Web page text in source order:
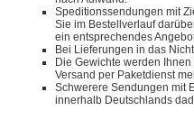
Speditionssendungen mit
Sie im Bestellverlauf
ein entsprechendes
Bei Lieferungen in das
Die Gewichte werden
Versand per Paketdienst
Schwerere Sendungen mit
innerhalb Deutschlands